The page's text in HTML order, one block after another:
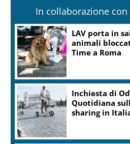
In collaborazione con
LAV porta in
animali
Time a Roma
Inchiesta di
Quotidiana
sharing in